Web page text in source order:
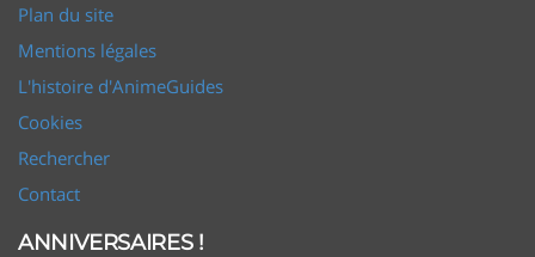
Plan du site
Mentions légales
L'histoire d'AnimeGuides
Cookies
Rechercher
Contact
ANNIVERSAIRES !